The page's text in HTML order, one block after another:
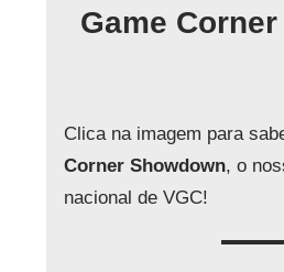
Game
Clica na imagem para
Corner Showdown, o
nacional de VGC!